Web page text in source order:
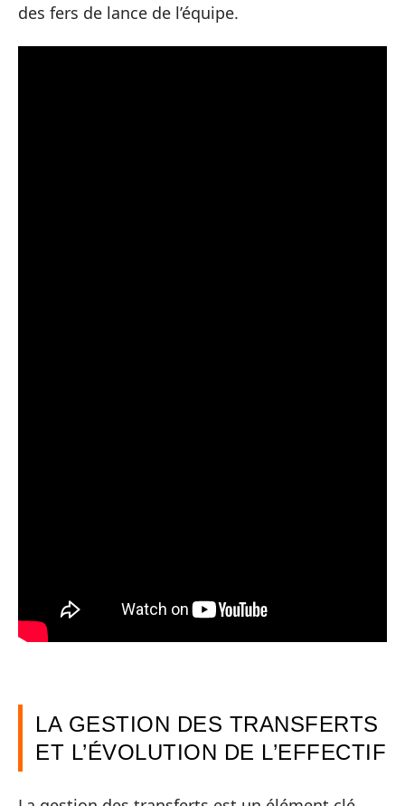
des fers de lance de l’équipe.
LA GESTION DES TRANSFERTS
ET L’ÉVOLUTION DE L’EFFECTIF